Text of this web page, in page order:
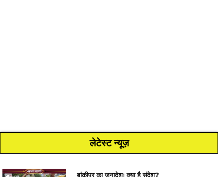
लेटेस्ट न्यूज़
बांकीपुर का जनादेशः क्या है संदेश?